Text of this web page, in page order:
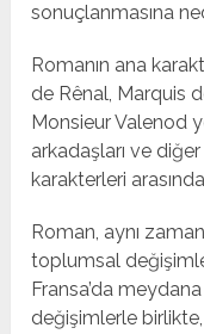
sonuçlanmasına
Romanın ana
de Rênal, Marquis
Monsieur Valenod
arkadaşları ve
karakterleri
Roman, aynı
toplumsal
Fransa’da
değişimlerle